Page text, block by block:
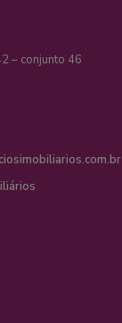
– conjunto 46